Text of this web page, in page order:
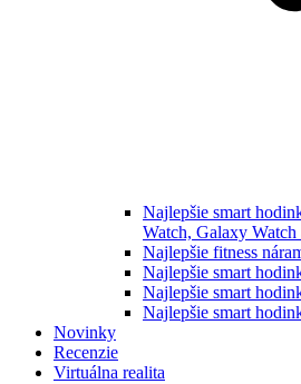
Najlepšie smart
Watch, Galaxy
Najlepšie fitness
Najlepšie smart
Najlepšie smart
Najlepšie smart
Novinky
Recenzie
Virtuálna realita